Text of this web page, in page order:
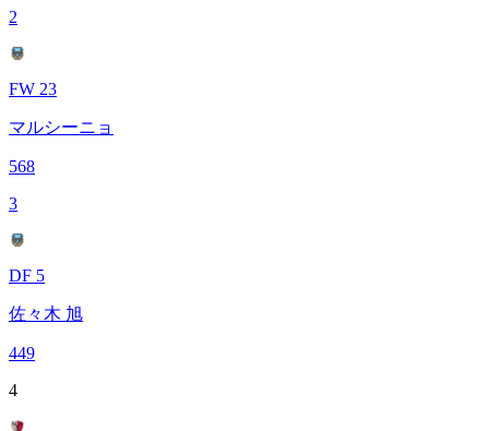
2
FW 23
マルシーニョ
568
3
DF 5
佐々木 旭
449
4